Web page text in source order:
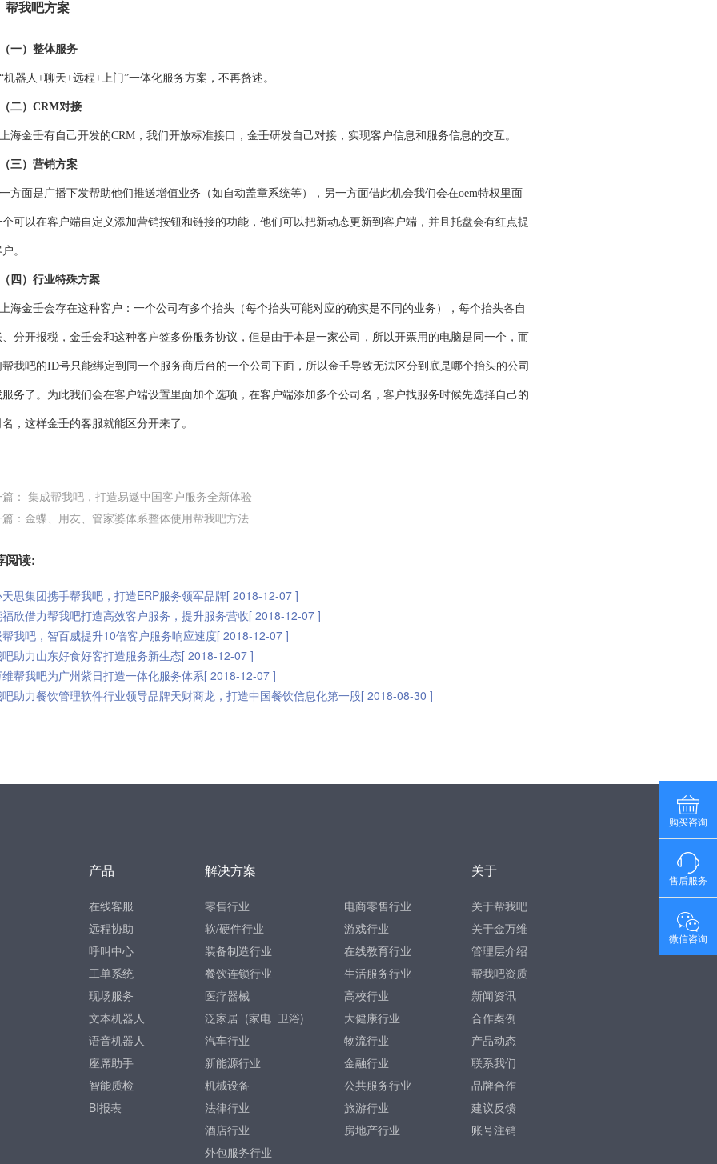
帮我吧方案
（一）整体服务
“机器人+聊天+远程+上门”一体化服务方案，不再赘述。
（二）CRM对接
上海金壬有自己开发的CRM，我们开放标准接口， 金壬研发自己对接，实现客户信息和服务信息的交互。
（三）营销方案
一方面是广播下发帮助他们推送增值业务（如自动盖章系统等），另一方面借此机会我们会在oem特权里面
个可以在客户端自定义添加营销按钮和链接的功能，他们可以把新动态更新到客户端，并且托盘会有红点提
。
（四）行业特殊方案
上海金壬会存在这种客户：一个公司有多个抬头（每个抬头可能对应的确实是不同的业务），每个抬头各自
、分开报税，金壬会和这种客户签多份服务协议，但是由于本是一家公司，所以开票用的电脑是同一个，而
帮我吧的ID号只能绑定到同一个服务商后台的一个公司下面，所以金壬导致无法区分到底是哪个抬头的公司
服务了。为此我们会在客户端设置里面加个选项，在客户端添加多个公司名，客户找服务时候先选择自己的
，这样金壬的客服就能区分开来了。
篇： 集成帮我吧，打造易遨中国客户服务全新体验
：金蝶、用友、管家婆体系整体使用帮我吧方法
阅读:
天思集团携手帮我吧，打造ERP服务领军品牌[ 2018-12-07 ]
福欣借力帮我吧打造高效客户服务，提升服务营收[ 2018-12-07 ]
帮我吧，智百威提升10倍客户服务响应速度[ 2018-12-07 ]
助力山东好食好客打造服务新生态[ 2018-12-07 ]
帮我吧为广州紫日打造一体化服务体系[ 2018-12-07 ]
助力餐饮管理软件行业领导品牌天财商龙，打造中国餐饮信息化第一股[ 2018-08-30 ]
产品
在线客服
远程协助
呼叫中心
工单系统
现场服务
文本机器人
语音机器人
座席助手
智能质检
BI报表
解决方案
零售行业
软/硬件行业
装备制造行业
餐饮连锁行业
医疗器械
泛家居 (家电 卫浴)
汽车行业
新能源行业
机械设备
法律行业
酒店行业
外包服务行业
电商零售行业
游戏行业
在线教育行业
生活服务行业
高校行业
大健康行业
物流行业
金融行业
公共服务行业
旅游行业
房地产行业
关于
关于帮我吧
关于金万维
管理层介绍
帮我吧资质
新闻资讯
合作案例
产品动态
联系我们
品牌合作
建议反馈
账号注销
购买咨询
售后服务
微信咨询